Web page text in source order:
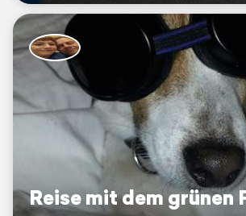
Reise mit dem grünen